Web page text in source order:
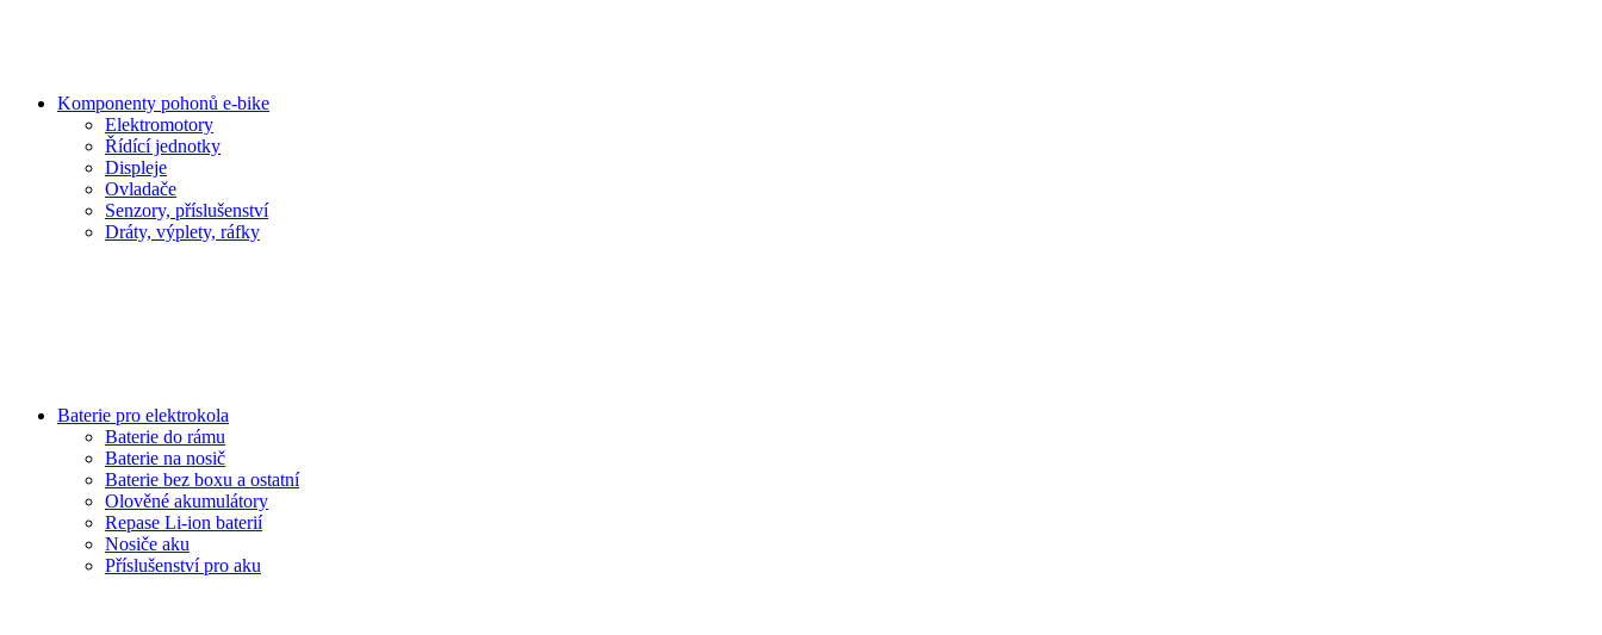
Komponenty pohonů e-bike
Elektromotory
Řídící jednotky
Displeje
Ovladače
Senzory, příslušenství
Dráty, výplety, ráfky
Baterie pro elektrokola
Baterie do rámu
Baterie na nosič
Baterie bez boxu a ostatní
Olověné akumulátory
Repase Li-ion baterií
Nosiče aku
Příslušenství pro aku